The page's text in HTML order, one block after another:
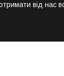
від нас